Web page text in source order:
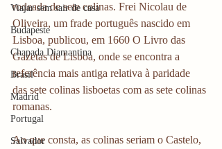
Viajar sem sair de casa
Budapeste
Chapada Diamantina
Brasil
Madrid
Portugal
Salvador
rodeada de sete colinas. Frei Nicolau de
Oliveira, um frade português nascido em
Lisboa, publicou, em 1660 O Livro das
Gazetas de Lisboa, onde se encontra a
referência mais antiga relativa à paridade
das sete colinas lisboetas com as sete colinas
romanas.
Ao que consta, as colinas seriam o Castelo,